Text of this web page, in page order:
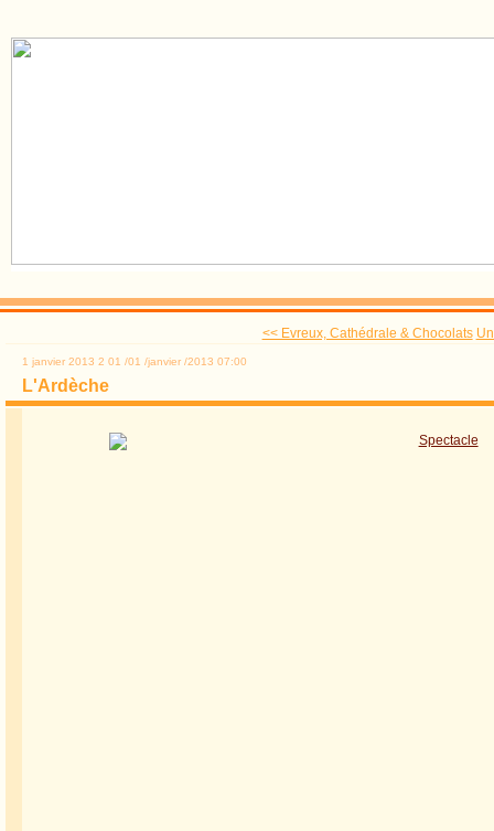
<< Evreux, Cathédrale & Chocolats
1 janvier 2013 2 01 /01 /janvier /2013 07:00
L'Ardèche